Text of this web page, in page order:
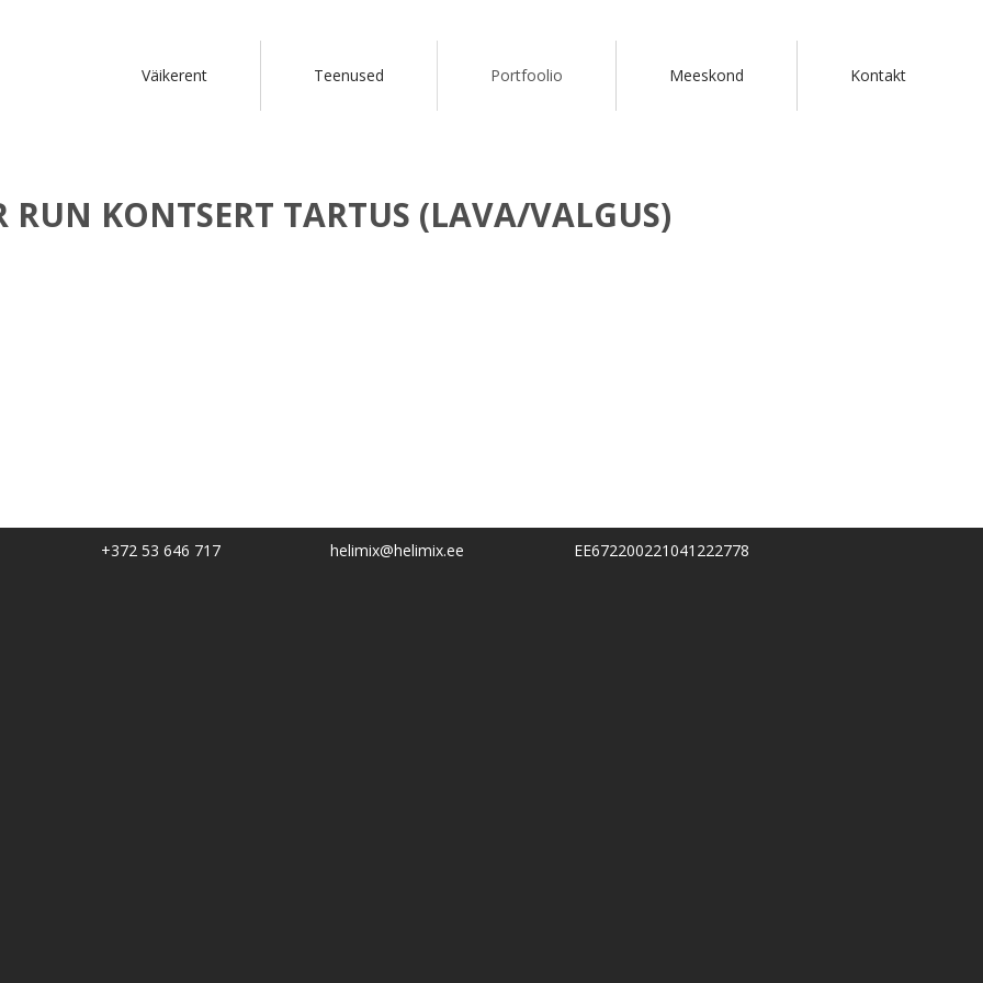
Väikerent Teenused Portfoolio Meeskond Kontakt
RUN KONTSERT TARTUS (LAVA/VALGUS)
+372 53 646 717 helimix@helimix.ee EE672200221041222778